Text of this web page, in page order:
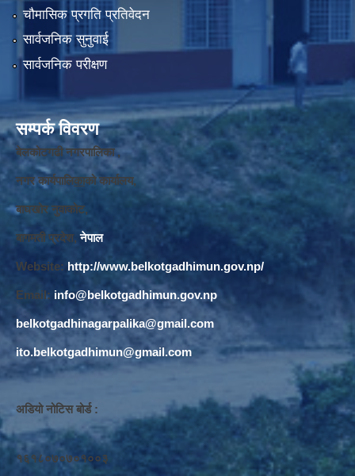
चौमासिक प्रगति प्रतिवेदन
सार्वजनिक सुनुवाई
सार्वजनिक परीक्षण
सम्पर्क विवरण
बेलकोटगढी नगरपालिका ,
नगर कार्यपालिकाको कार्यालय,
बाघखोर नुवाकोट,
बागमती प्रदेश, नेपाल
Website: http://www.belkotgadhimun.gov.np/
Email: info@belkotgadhimun.gov.np
belkotgadhinagarpalika@gmail.com
ito.belkotgadhimun@gmail.com
अडियो नोटिस बोर्ड :
१६१८०७०७०१००३